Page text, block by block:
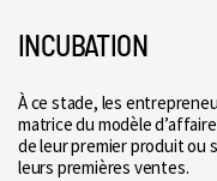
INCUBATION
À ce stade, les
matrice du modèle
de leur premier produit ou
leurs premières ventes.